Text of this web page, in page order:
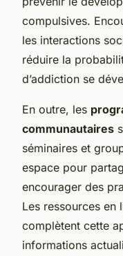
compulsives.
les interactions
réduire la
d’addiction se
En outre, les
communautaires
séminaires et
espace pour
encourager des
Les ressources en
complètent cette
informations